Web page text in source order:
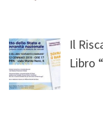
Il
Libro